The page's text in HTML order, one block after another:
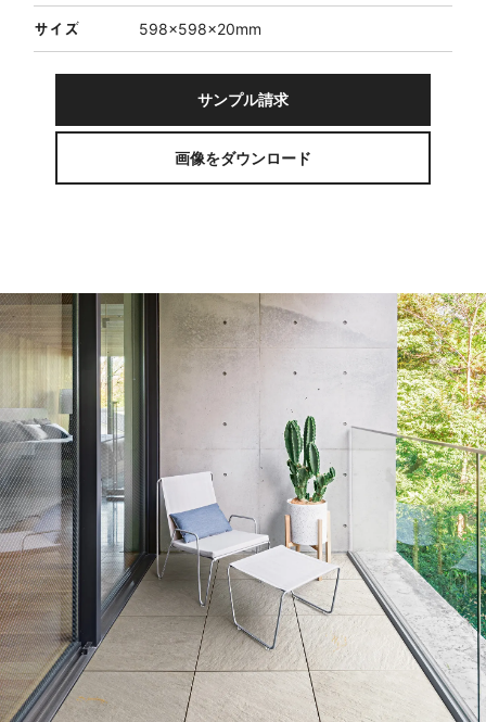
サイズ 598×598×20mm
サンプル請求
画像をダウンロード